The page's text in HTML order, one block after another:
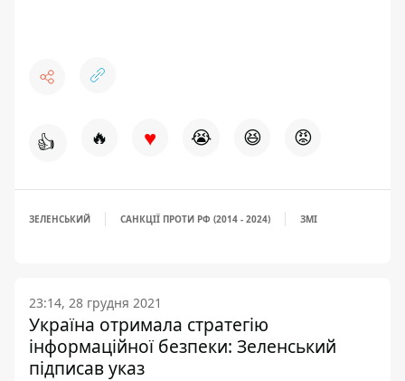
👍 🔥 ♥ 😭 😆 😡
ЗЕЛЕНСЬКИЙ САНКЦІЇ ПРОТИ РФ (2014 - 2024) ЗМІ
23:14, 28 грудня 2021
Україна отримала стратегію
інформаційної безпеки: Зеленський
підписав указ